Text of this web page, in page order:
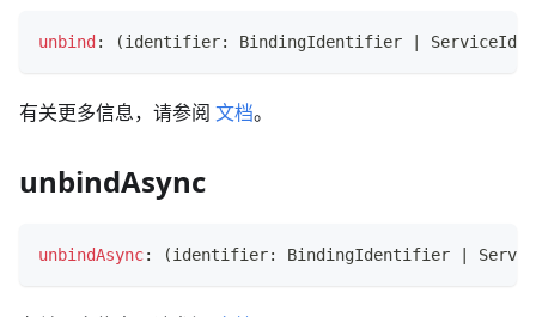
unbind : (identifier: BindingIdentifier
有关更多信息，请参阅 文档。
unbindAsync
unbindAsync: (identifier: BindingIdentifier